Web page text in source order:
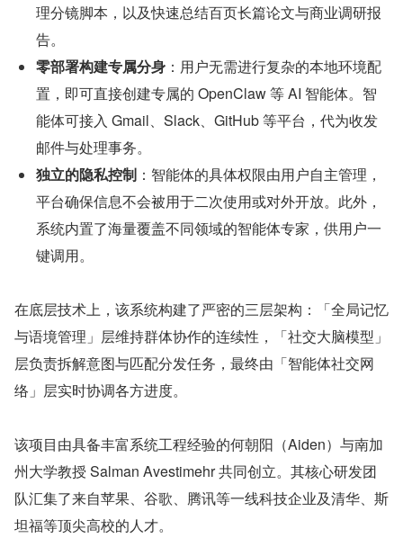
理分镜脚本，以及快速总结百页长篇论文与商业调研报
告。
零部署构建专属分身 ：用户无需进行复杂的本地环境配
置，即可直接创建专属的 OpenClaw 等 AI 智能体。智
能体可接入 Gmail、Slack、GitHub 等平台，代为收发
邮件与处理事务。
独立的隐私控制 ：智能体的具体权限由用户自主管理，
平台确保信息不会被用于二次使用或对外开放。此外，
系统内置了海量覆盖不同领域的智能体专家，供用户一
键调用。
在底层技术上，该系统构建了严密的三层架构：「全局记忆
与语境管理」层维持群体协作的连续性，「社交大脑模型」
层负责拆解意图与匹配分发任务，最终由「智能体社交网
络」层实时协调各方进度。
该项目由具备丰富系统工程经验的何朝阳（Aiden）与南加
州大学教授 Salman Avestimehr 共同创立。其核心研发团
队汇集了来自苹果、谷歌、腾讯等一线科技企业及清华、斯
坦福等顶尖高校的人才。